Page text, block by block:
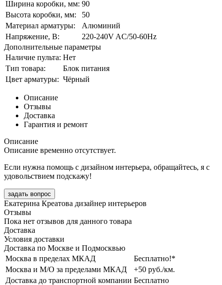
Ширина коробки, мм: 90
Высота коробки, мм:
50
Материал арматуры:
Алюминий
Напряжение, В:
220-240V AC/50-60Hz
Дополнительные параметры
Наличие пульта: Нет
Тип товара:
Блок питания
Цвет арматуры: Чёрный
Описание
Отзывы
Доставка
Гарантия и ремонт
Описание
Описание временно отсутствует.
Если нужна помощь с дизайном интерьера, обращайтесь, я с
удовольствием подскажу!
задать вопрос
Екатерина Креатова дизайнер интерьеров
Отзывы
Пока нет отзывов для данного товара
Доставка
Условия доставки
Доставка по Москве и Подмосквью
Москва в пределах МКАД
Бесплатно!*
Москва и М/О за пределами МКАД
+50 руб./км.
Доставка до транспортной компании Бесплатно